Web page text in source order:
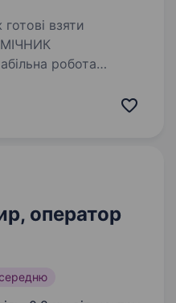
взяти
робота
Збаразька, 29
оператор